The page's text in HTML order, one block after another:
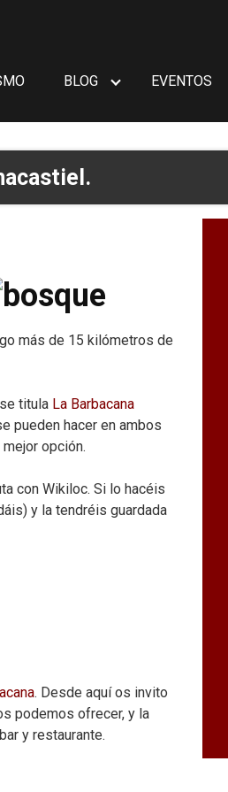
BLOG EVENTOS
más de 15 kilómetros de
titula La Barbacana
pueden hacer en ambos
opción.
con Wikiloc. Si lo hacéis
y la tendréis guardada
. Desde aquí os invito
podemos ofrecer, y la
y restaurante.